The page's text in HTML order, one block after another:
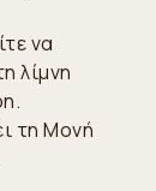
να
λίμνη
τη Μονή